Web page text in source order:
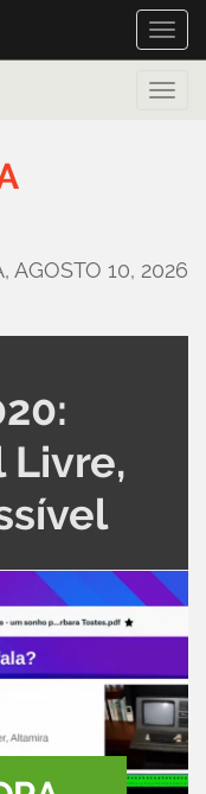
Toggle
Toggle
AGOSTO 10, 2026
Livre,